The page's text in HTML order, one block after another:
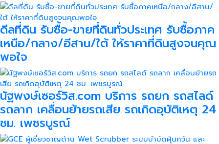
ดีลที่ดิน รับซื้อ-ขายที่ดินทั่วประเทศ รับซื้อภาค
เหนือ/กลาง/อีสาน/ใต้ ให้ราคาที่ดินสูงจนคุณ
พอใจ
นัฐพงษ์เซอร์วิส.com บริการ รถยก รถสไลด์
รถลาก เคลื่อนย้ายรถเสีย รถเกิดอุบัติเหตุ 24
ชม. เพชรบูรณ์